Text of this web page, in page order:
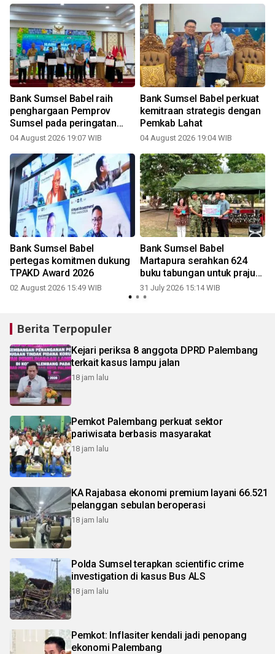
Bank Sumsel Babel raih
penghargaan Pemprov
Sumsel pada peringatan
Hari Anak Nasional 2026
04 August 2026 19:07 WIB
Bank Sumsel Babel perkuat
kemitraan strategis dengan
Pemkab Lahat
04 August 2026 19:04 WIB
Bank Sumsel Babel
pertegas komitmen dukung
TPAKD Award 2026
02 August 2026 15:49 WIB
Bank Sumsel Babel
Martapura serahkan 624
buku tabungan untuk prajurit
Yonif TP 893/KBK
31 July 2026 15:14 WIB
Berita Terpopuler
Kejari periksa 8 anggota DPRD Palembang
terkait kasus lampu jalan
18 jam lalu
Pemkot Palembang perkuat sektor
pariwisata berbasis masyarakat
18 jam lalu
KA Rajabasa ekonomi premium layani 66.521
pelanggan sebulan beroperasi
18 jam lalu
Polda Sumsel terapkan scientific crime
investigation di kasus Bus ALS
18 jam lalu
Pemkot: Inflasiter kendali jadi penopang
ekonomi Palembang